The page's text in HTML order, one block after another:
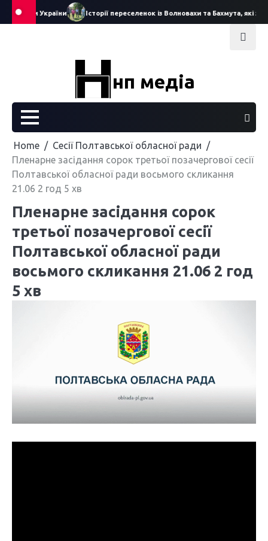
Skip
України Історії переселенок із Волновахи та Бахмута, які
нп медіа
Home
Сесії Полтавської обласної ради
Пленарне засідання сорок третьої позачергової сесії
Полтавської обласної ради восьмого скликання
21.06 2 год 5 хв
Пленарне засідання сорок
третьої позачергової сесії
Полтавської обласної ради
восьмого скликання 21.06 2 год
5 хв